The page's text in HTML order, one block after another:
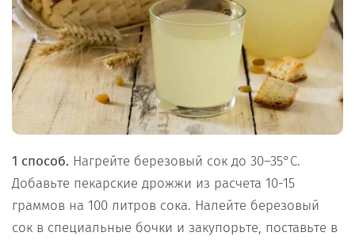
1 способ. Нагрейте березовый сок до 30–35°C.
Добавьте пекарские дрожжи из расчета 10-15
граммов на 100 литров сока. Налейте березовый
сок в специальные бочки и закупорьте, поставьте в